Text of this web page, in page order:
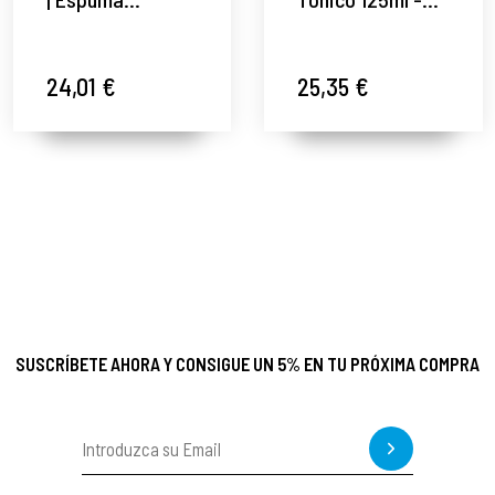
Solutions -
24,01 €
Mesoestetic ®
25,35 €
SUSCRÍBETE AHORA Y CONSIGUE UN 5% EN TU PRÓXIMA COMPRA